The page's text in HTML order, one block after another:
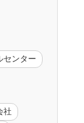
センター
社